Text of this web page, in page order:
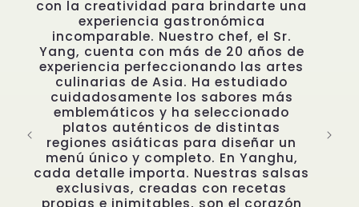
con la creatividad para brindarte una
experiencia gastronómica
incomparable. Nuestro chef, el Sr.
Yang, cuenta con más de 20 años de
experiencia perfeccionando las artes
culinarias de Asia. Ha estudiado
cuidadosamente los sabores más
emblemáticos y ha seleccionado
platos auténticos de distintas
regiones asiáticas para diseñar un
menú único y completo. En Yanghu,
cada detalle importa. Nuestras salsas
exclusivas, creadas con recetas
propias e inimitables, son el corazón